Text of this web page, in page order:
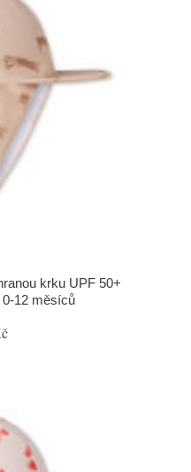
krku UPF 50+
0-12 měsíců